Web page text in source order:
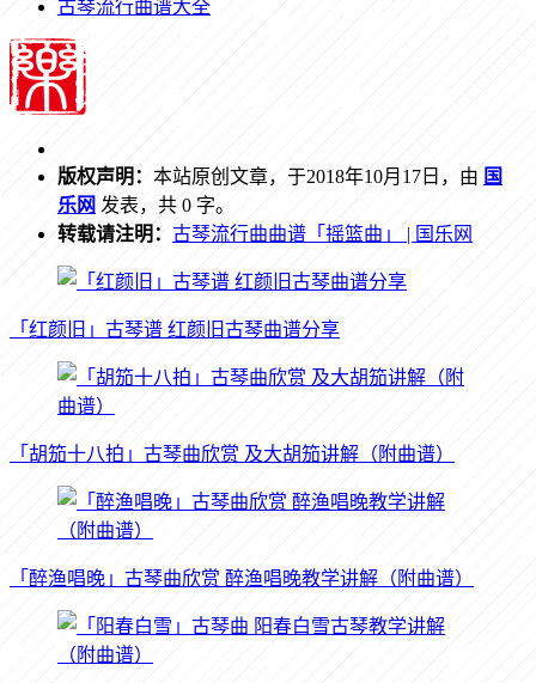
古琴流行曲谱大全
版权声明： 本站原创文章，于2018年10月17日，由 国
乐网 发表，共 0 字。
转载请注明： 古琴流行曲曲谱「摇篮曲」 | 国乐网
「红颜旧」古琴谱 红颜旧古琴曲谱分享
「胡笳十八拍」古琴曲欣赏 及大胡笳讲解（附曲谱）
「醉渔唱晚」古琴曲欣赏 醉渔唱晚教学讲解（附曲谱）